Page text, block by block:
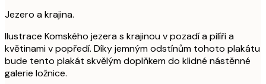
Jezero a krajina.
Ilustrace Komského jezera s krajinou v pozadí a pilíři a
květinami v popředí. Díky jemným odstínům tohoto plakátu
bude tento plakát skvělým doplňkem do klidné nástěnné
galerie ložnice.